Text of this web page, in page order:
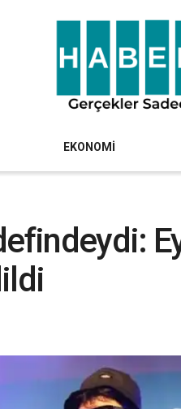
EKONOMİ